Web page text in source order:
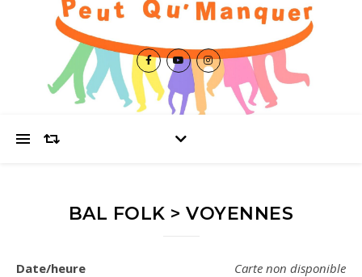
BAL FOLK > VOYENNES
Carte non disponible
Date/heure